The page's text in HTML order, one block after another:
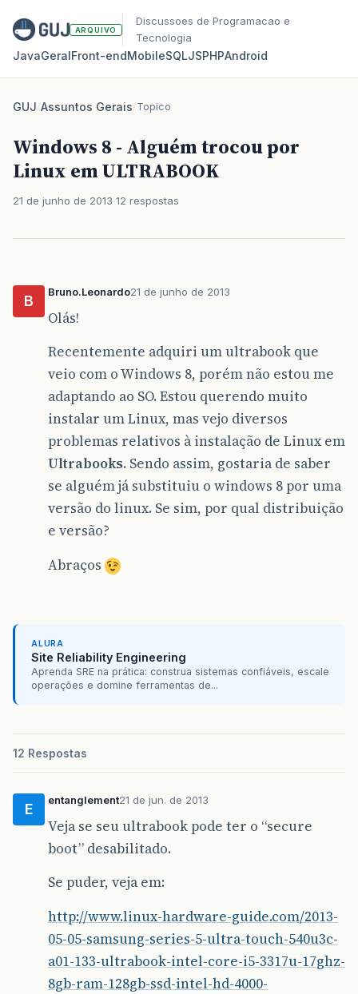
ARQUIVO
Discussoes de Programacao e
Tecnologia
JavaGeralFront‑endMobileSQLJSPHPAndroid
GUJ/Assuntos Gerais/Topico
Windows 8 - Alguém trocou por
Linux em ULTRABOOK
21 de junho de 2013 12 respostas
B
Bruno.Leonardo21 de junho de 2013
Olás!
Recentemente adquiri um ultrabook que
veio com o Windows 8, porém não estou me
adaptando ao SO. Estou querendo muito
instalar um Linux, mas vejo diversos
problemas relativos à instalação de Linux em
Ultrabooks. Sendo assim, gostaria de saber
se alguém já substituiu o windows 8 por uma
versão do linux. Se sim, por qual distribuição
e versão?
Abraços
ALURA
Site Reliability Engineering
Aprenda SRE na prática: construa sistemas confiáveis, escale
operações e domine ferramentas de...
12 Respostas
E
entanglement21 de jun. de 2013
Veja se seu ultrabook pode ter o “secure
boot” desabilitado.
Se puder, veja em:
http://www.linux-hardware-guide.com/2013-
05-05-samsung-series-5-ultra-touch-540u3c-
a01-133-ultrabook-intel-core-i5-3317u-17ghz-
8gb-ram-128gb-ssd-intel-hd-4000-